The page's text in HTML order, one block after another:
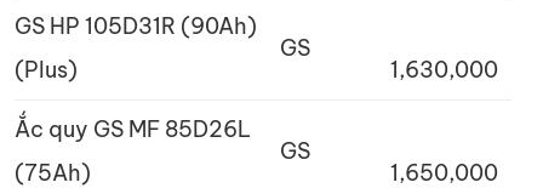
GS HP 105D31R (90Ah)
(Plus)
GS
1,630,000
Ắc quy GS MF 85D26L
(75Ah)
GS
1,650,000